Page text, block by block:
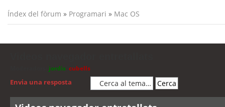
Índex del fòrum » Programari » Mac OS
jordis cubells
Envia una resposta